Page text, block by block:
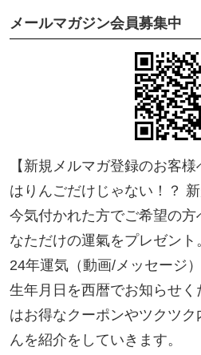
メールマガジン会員募集中
【新規メルマガ登録のお客
はりんごだけじゃない！？
今気付かれた方でご希望の
なただけの運氣をプレゼン
24年運気（動画/メッセージ
生年月日を西暦でお知らせ
はお得なクーポンやツクツク
んを紹介をしていきます。